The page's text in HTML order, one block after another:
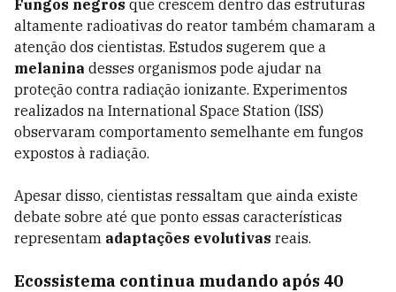
Fungos negros que crescem dentro das estruturas
altamente radioativas do reator também chamaram a
atenção dos cientistas. Estudos sugerem que a
melanina desses organismos pode ajudar na
proteção contra radiação ionizante. Experimentos
realizados na International Space Station (ISS)
observaram comportamento semelhante em fungos
expostos à radiação.
Apesar disso, cientistas ressaltam que ainda existe
debate sobre até que ponto essas características
representam adaptações evolutivas reais.
Ecossistema continua mudando após 40